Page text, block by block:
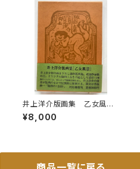
井上洋介版画集 乙女風
景 オリジナル版画１点付
1978年 初版 函 村松書
¥8,000